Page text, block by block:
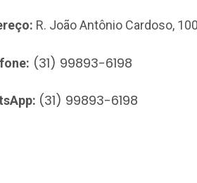
R. João Antônio Cardoso,
(31) 99893-6198
(31) 99893-6198